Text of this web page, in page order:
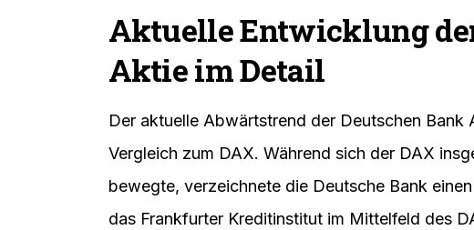
Aktuelle Entwicklung
Aktie im Detail
Der aktuelle Abwärtstrend der Deutschen Bank
Vergleich zum DAX. Während sich der DAX
bewegte, verzeichnete die Deutsche Bank
das Frankfurter Kreditinstitut im Mittelfeld des